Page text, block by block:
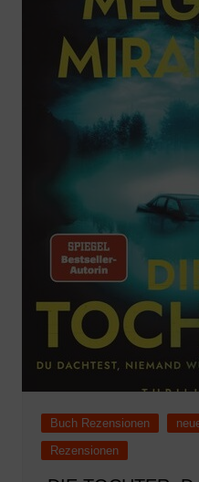
Buch Rezensionen
Rezensionen